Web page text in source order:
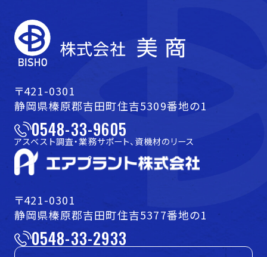
〒421-0301
静岡県榛原郡吉田町住吉5309番地の1
0548-33-9605
アスベスト調査・業務サポート、資機材のリース
〒421-0301
静岡県榛原郡吉田町住吉5377番地の1
0548-33-2933